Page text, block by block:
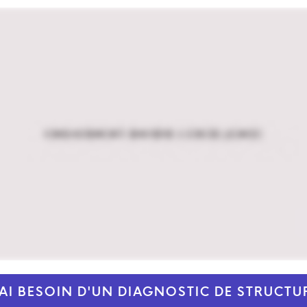
BESOIN D'UN DIAGNOSTIC DE